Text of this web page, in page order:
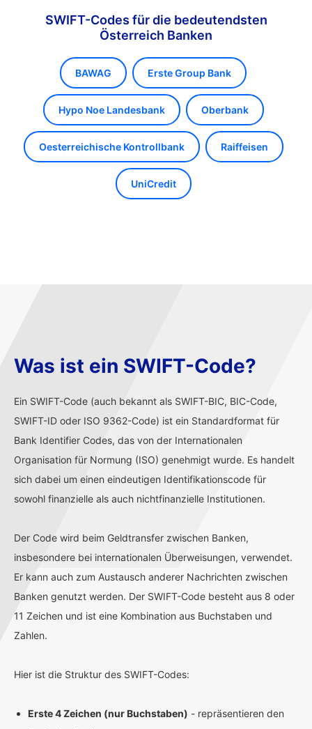
SWIFT-Codes für die bedeutendsten
Österreich Banken
BAWAG Erste Group Bank
Hypo Noe Landesbank Oberbank
Oesterreichische Kontrollbank Raiffeisen
UniCredit
Was ist ein SWIFT-Code?
Ein SWIFT-Code (auch bekannt als SWIFT-BIC, BIC-Code,
SWIFT-ID oder ISO 9362-Code) ist ein Standardformat für
Bank Identifier Codes, das von der Internationalen
Organisation für Normung (ISO) genehmigt wurde. Es handelt
sich dabei um einen eindeutigen Identifikationscode für
sowohl finanzielle als auch nichtfinanzielle Institutionen.
Der Code wird beim Geldtransfer zwischen Banken,
insbesondere bei internationalen Überweisungen, verwendet.
Er kann auch zum Austausch anderer Nachrichten zwischen
Banken genutzt werden. Der SWIFT-Code besteht aus 8 oder
11 Zeichen und ist eine Kombination aus Buchstaben und
Zahlen.
Hier ist die Struktur des SWIFT-Codes:
Erste 4 Zeichen (nur Buchstaben) - repräsentieren den